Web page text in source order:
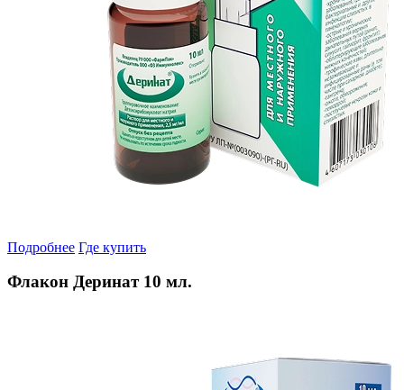
Подробнее Где купить
Флакон Деринат 10 мл.